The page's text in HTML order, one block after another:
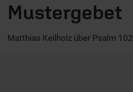
AUDIOTHEK
Mustergebet
Matthias Keilholz über Psalm 102